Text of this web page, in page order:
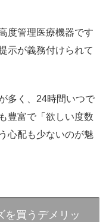
度管理医療機器です
示が義務付けられて
多く、24時間いつで
豊富で「欲しい度数
心配も少ないのが魅
を買うデメリッ